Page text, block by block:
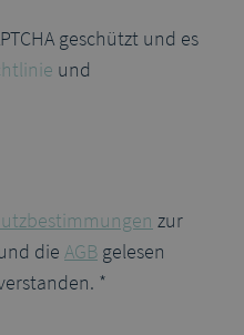
geschützt und es
und
zur
die AGB gelesen
*